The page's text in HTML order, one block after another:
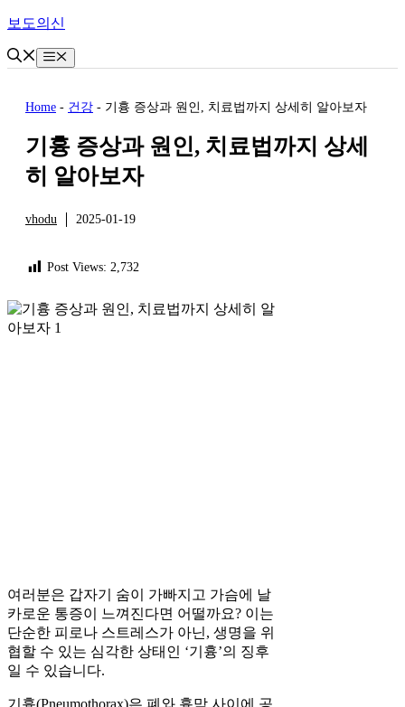
Skip
content
보도의신
Menu
Home - 건강 - 기흉 증상과 원인, 치료법까지 상세히 알아보자
기흉 증상과 원인, 치료법까지 상세
히 알아보자
vhodu 2025-01-19
Post Views: 2,732
여러분은 갑자기 숨이 가빠지고 가슴에 날
카로운 통증이 느껴진다면 어떨까요? 이는
단순한 피로나 스트레스가 아닌, 생명을 위
협할 수 있는 심각한 상태인 ‘기흉’의 징후
일 수 있습니다.
기흉(Pneumothorax)은 폐와 흉막 사이에 공